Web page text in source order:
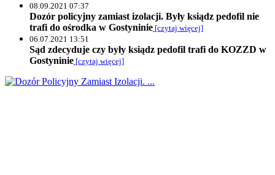
08.09.2021 07:37
Dozór policyjny zamiast izolacji. Były ksiądz pedofil nie
trafi do ośrodka w Gostyninie [czytaj więcej]
06.07.2021 13:51
Sąd zdecyduje czy były ksiądz pedofil trafi do KOZZD w
Gostyninie [czytaj więcej]